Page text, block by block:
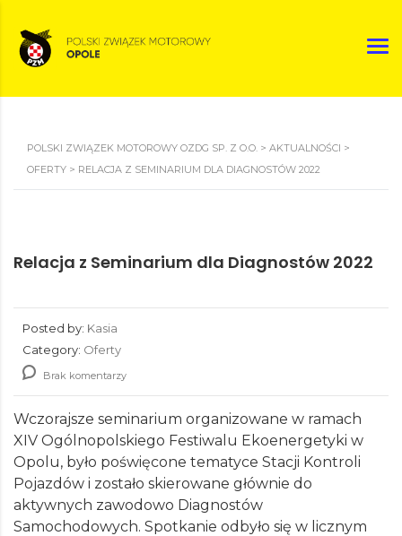
POLSKI ZWIĄZEK MOTOROWY OZDG SP. Z O.O. > AKTUALNOŚCI >
OFERTY > RELACJA Z SEMINARIUM DLA DIAGNOSTÓW 2022
Relacja z Seminarium dla Diagnostów 2022
Posted by: Kasia
Category: Oferty
Brak komentarzy
Wczorajsze seminarium organizowane w ramach
XIV Ogólnopolskiego Festiwalu Ekoenergetyki w
Opolu, było poświęcone tematyce Stacji Kontroli
Pojazdów i zostało skierowane głównie do
aktywnych zawodowo Diagnostów
Samochodowych. Spotkanie odbyło się w licznym